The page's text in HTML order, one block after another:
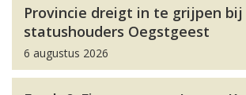
Provincie dreigt in te grijpen
statushouders Oegstgeest
6 augustus 2026